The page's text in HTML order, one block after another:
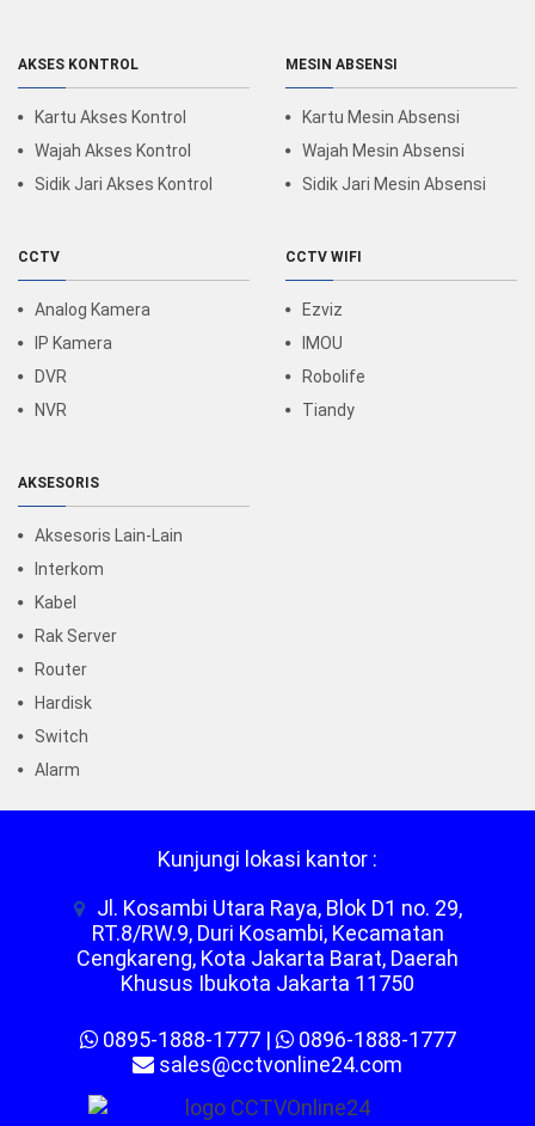
AKSES KONTROL
Kartu Akses Kontrol
Wajah Akses Kontrol
Sidik Jari Akses Kontrol
MESIN ABSENSI
Kartu Mesin Absensi
Wajah Mesin Absensi
Sidik Jari Mesin Absensi
CCTV
Analog Kamera
IP Kamera
DVR
NVR
CCTV WIFI
Ezviz
IMOU
Robolife
Tiandy
AKSESORIS
Aksesoris Lain-Lain
Interkom
Kabel
Rak Server
Router
Hardisk
Switch
Alarm
Kunjungi lokasi kantor :
Jl. Kosambi Utara Raya, Blok D1 no. 29,
RT.8/RW.9, Duri Kosambi, Kecamatan
Cengkareng, Kota Jakarta Barat, Daerah
Khusus Ibukota Jakarta 11750
0895-1888-1777|
0896-1888-1777
sales@cctvonline24.com